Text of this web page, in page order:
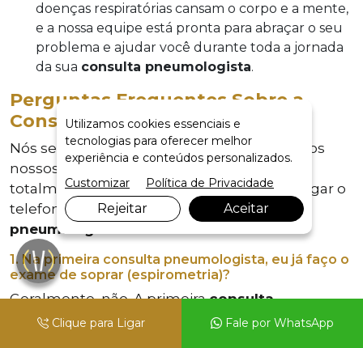
doenças respiratórias cansam o corpo e a mente,
e a nossa equipe está pronta para abraçar o seu
problema e ajudar você durante toda a jornada
da sua consulta pneumologista.
Perguntas Frequentes Sobre a
Consulta Pneumologista (FAQ)
Nós separamos as dúvidas mais comuns dos
nossos pacientes para que você fique
totalmente tranquilo e seguro antes de pegar o
telefone para marcar a sua
consulta
pneumologista
1. Na primeira consulta pneumologista, eu já faço o
exame de soprar (espirometria)?
Geralmente, não. A primeiraconsulta
pneumologista é a avaliação clínica com o
Clique para Ligar Fale por WhatsApp
Utilizamos cookies essenciais e
tecnologias para oferecer melhor
experiência e conteúdos personalizados.
Customizar
Política de Privacidade
Rejeitar Aceitar